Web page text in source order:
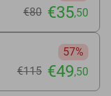
€80 €35,50
57%
€115 €49,50